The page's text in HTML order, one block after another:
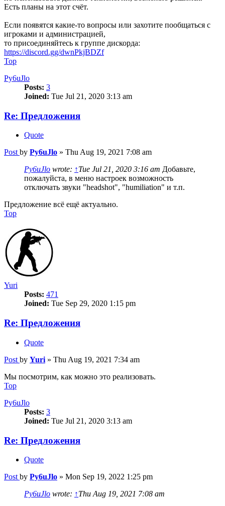
Есть планы на этот счёт.
Если появятся какие-то вопросы или захотите пообщаться с
игроками и администрацией,
то присоединяйтесь к группе дискорда:
https://discord.gg/dwnPkjBDZf
Top
Py6uJlo
Posts: 3
Joined: Tue Jul 21, 2020 3:13 am
Re: Предложения
Quote
Post by Py6uJlo » Thu Aug 19, 2021 7:08 am
Py6uJlo wrote: ↑Tue Jul 21, 2020 3:16 am Добавьте,
пожалуйста, в меню настроек возможность
отключать звуки "headshot", "humiliation" и т.п.
Предложение всё ещё актуально.
Top
Yuri
Posts: 471
Joined: Tue Sep 29, 2020 1:15 pm
Re: Предложения
Quote
Post by Yuri » Thu Aug 19, 2021 7:34 am
Мы посмотрим, как можно это реализовать.
Top
Py6uJlo
Posts: 3
Joined: Tue Jul 21, 2020 3:13 am
Re: Предложения
Quote
Post by Py6uJlo » Mon Sep 19, 2022 1:25 pm
Py6uJlo wrote: ↑Thu Aug 19, 2021 7:08 am